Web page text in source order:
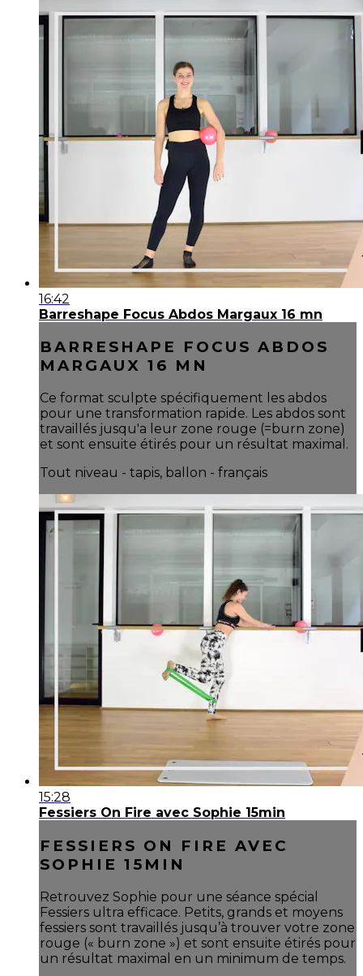
16:42
Barreshape Focus Abdos Margaux 16 mn
BARRESHAPE FOCUS ABDOS
MARGAUX 16 MN
Ce format sculpte spécifiquement les abdos
pour une transformation rapide. Les abdos sont
travaillés jusqu'a leur zone rouge (=burn zone)
et sont ensuite étirés pour un résultat maximal.
Tout niveau - tapis, ballon - français
15:28
Fessiers On Fire avec Sophie 15min
FESSIERS ON FIRE AVEC
SOPHIE 15MIN
Retrouvez Sophie pour une séance spécial
Fessiers ultra efficace. Petits, grands et moyens
fessiers sont travaillés jusqu’à trouver votre zone
rouge (« burn zone ») et sont ensuite étirés pour
un résultat maximal en un minimum de temps.